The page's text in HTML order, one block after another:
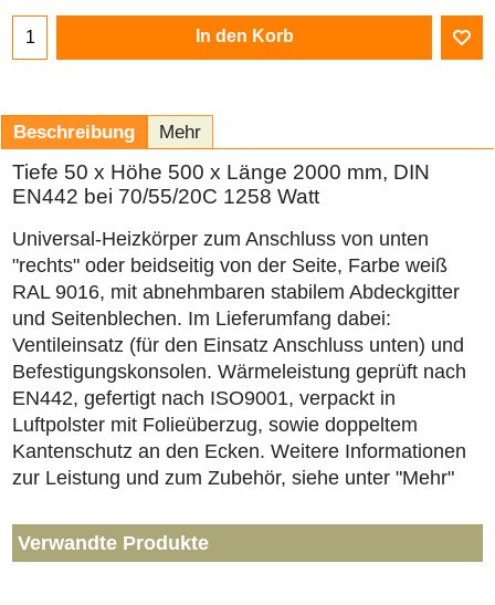
In den Korb
Beschreibung Mehr
Tiefe 50 x Höhe 500 x Länge 2000 mm, DIN
EN442 bei 70/55/20C 1258 Watt
Universal-Heizkörper zum Anschluss von unten
"rechts" oder beidseitig von der Seite, Farbe weiß
RAL 9016, mit abnehmbaren stabilem Abdeckgitter
und Seitenblechen. Im Lieferumfang dabei:
Ventileinsatz (für den Einsatz Anschluss unten) und
Befestigungskonsolen. Wärmeleistung geprüft nach
EN442, gefertigt nach ISO9001, verpackt in
Luftpolster mit Folieüberzug, sowie doppeltem
Kantenschutz an den Ecken. Weitere Informationen
zur Leistung und zum Zubehör, siehe unter "Mehr"
Verwandte Produkte